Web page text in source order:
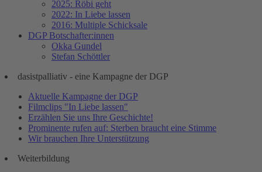
2025: Röbi geht
2022: In Liebe lassen
2016: Multiple Schicksale
DGP Botschafter:innen
Okka Gundel
Stefan Schöttler
dasistpalliativ - eine Kampagne der DGP
Aktuelle Kampagne der DGP
Filmclips "In Liebe lassen"
Erzählen Sie uns Ihre Geschichte!
Prominente rufen auf: Sterben braucht eine Stimme
Wir brauchen Ihre Unterstützung
Weiterbildung